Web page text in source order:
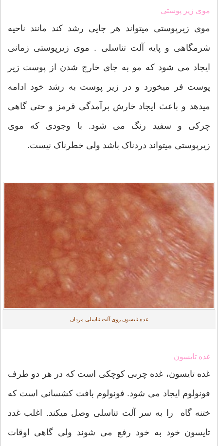
موی زیر پوستی
موی زیرپوستی میتواند هر جایی رشد کند مانند ناحیه
شرمگاهی و پایه آلت تناسلی . موی زیرپوستی زمانی
ایجاد می شود که مو به جای خارج شدن از پوست زیر
پوست فر میخورد و در زیر پوست به رشد خود ادامه
میدهد و باعث ایجاد خارش برآمدگی قرمز و حتی گاهی
چرکی و سفید رنگ می شود. با وجودی که موی
زیرپوستی میتواند دردناک باشد ولی خطرناک نیست.
غده تایسون روی آلت تناسلی مردان
غده تایسون
غده تایسون، غده چربی کوچکی است که در هر دو طرف
فونولوم ایجاد می شود. فونولوم بافت کشسانی است که
ختنه گاه را به سر آلت تناسلی وصل میکند. اغلب غدد
تایسون خود به خود رفع می شوند ولی گاهی اوقات